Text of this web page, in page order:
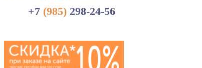
+7 (985) 298-24-56